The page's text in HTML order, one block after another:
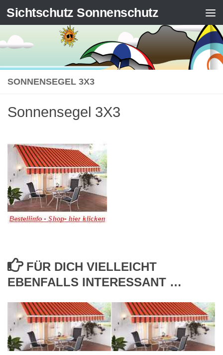
Zum Inhalt springen
Sichtschutz Sonnenschutz
SONNENSEGEL 3X3
Sonnensegel 3X3
FÜR DICH VIELLEICHT
EBENFALLS INTERESSANT …